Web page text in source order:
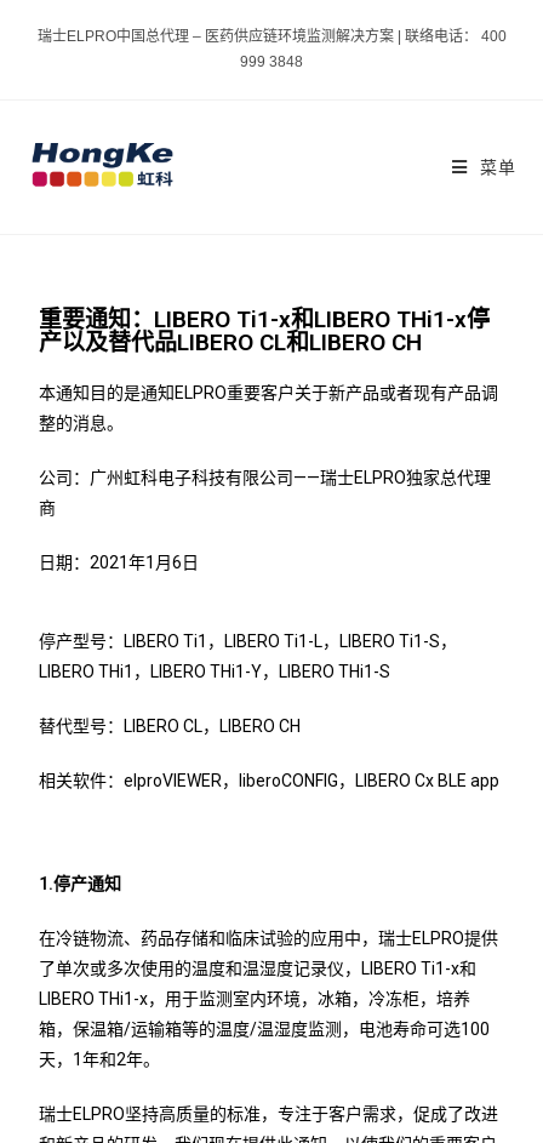
瑞士ELPRO中国总代理 – 医药供应链环境监测解决方案 | 联络电话： 400
999 3848
菜单
重要通知：LIBERO Ti1-x和LIBERO THi1-x停
产以及替代品LIBERO CL和LIBERO CH
本通知目的是通知ELPRO重要客户关于新产品或者现有产品调
整的消息。
公司：广州虹科电子科技有限公司——瑞士ELPRO独家总代理
商
日期：2021年1月6日
停产型号：LIBERO Ti1，LIBERO Ti1-L，LIBERO Ti1-S，
LIBERO THi1，LIBERO THi1-Y，LIBERO THi1-S
替代型号：LIBERO CL，LIBERO CH
相关软件：elproVIEWER，liberoCONFIG，LIBERO Cx BLE app
1.停产通知
在冷链物流、药品存储和临床试验的应用中，瑞士ELPRO提供
了单次或多次使用的温度和温湿度记录仪，LIBERO Ti1-x和
LIBERO THi1-x，用于监测室内环境，冰箱，冷冻柜，培养
箱，保温箱/运输箱等的温度/温湿度监测，电池寿命可选100
天，1年和2年。
瑞士ELPRO坚持高质量的标准，专注于客户需求，促成了改进